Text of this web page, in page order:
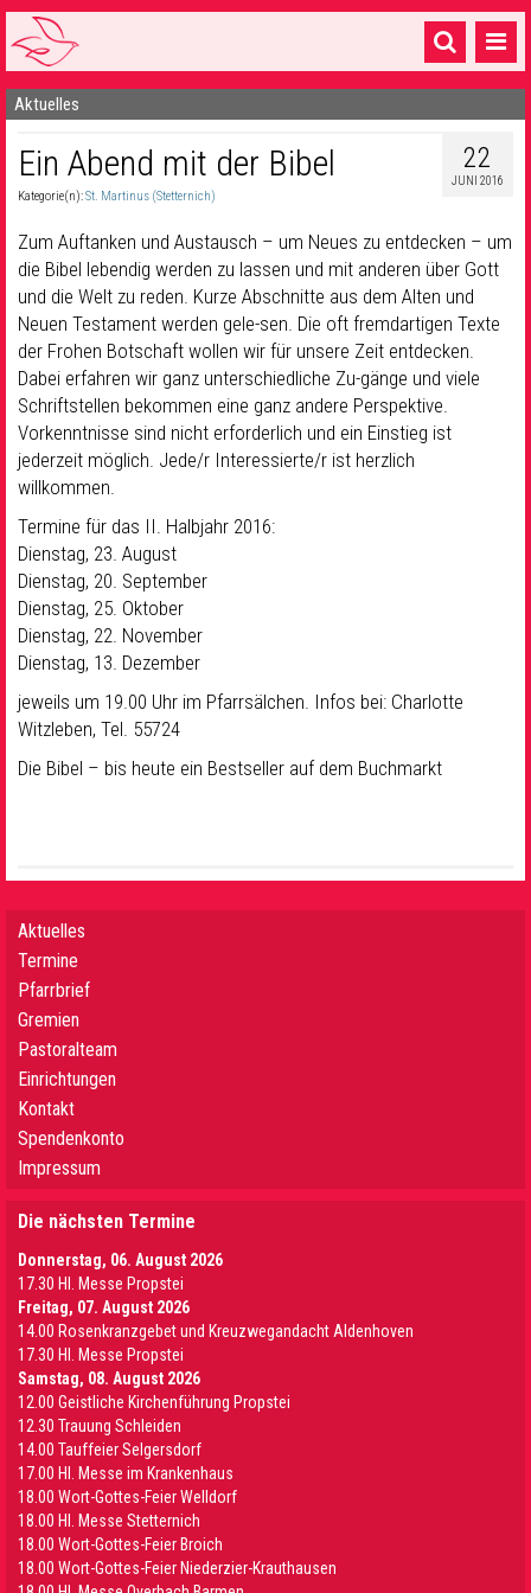
Startseite
1 Pfarrei
16 Gemeinden & mehr
Gottesdienste & Sinnsuche
Sakramente & Feste
Gemeinschaft & Soziales
Musik& Kultur
Seelsorge & Kontakt
Aktuelles
22
JUNI 2016
Ein Abend mit der Bibel
Kategorie(n):St. Martinus (Stetternich)
Zum Auftanken und Austausch – um Neues zu entdecken – um
die Bibel lebendig werden zu lassen und mit anderen über Gott
und die Welt zu reden. Kurze Abschnitte aus dem Alten und
Neuen Testament werden gele-sen. Die oft fremdartigen Texte
der Frohen Botschaft wollen wir für unsere Zeit entdecken.
Dabei erfahren wir ganz unterschiedliche Zu-gänge und viele
Schriftstellen bekommen eine ganz andere Perspektive.
Vorkenntnisse sind nicht erforderlich und ein Einstieg ist
jederzeit möglich. Jede/r Interessierte/r ist herzlich
willkommen.
Termine für das II. Halbjahr 2016:
Dienstag, 23. August
Dienstag, 20. September
Dienstag, 25. Oktober
Dienstag, 22. November
Dienstag, 13. Dezember
jeweils um 19.00 Uhr im Pfarrsälchen. Infos bei: Charlotte
Witzleben, Tel. 55724
Die Bibel – bis heute ein Bestseller auf dem Buchmarkt
Aktuelles
Termine
Pfarrbrief
Gremien
Pastoralteam
Einrichtungen
Kontakt
Spendenkonto
Impressum
Die nächsten Termine
Donnerstag, 06. August 2026
17.30 Hl. Messe Propstei
Freitag, 07. August 2026
14.00 Rosenkranzgebet und Kreuzwegandacht Aldenhoven
17.30 Hl. Messe Propstei
Samstag, 08. August 2026
12.00 Geistliche Kirchenführung Propstei
12.30 Trauung Schleiden
14.00 Tauffeier Selgersdorf
17.00 Hl. Messe im Krankenhaus
18.00 Wort-Gottes-Feier Welldorf
18.00 Hl. Messe Stetternich
18.00 Wort-Gottes-Feier Broich
18.00 Wort-Gottes-Feier Niederzier-Krauthausen